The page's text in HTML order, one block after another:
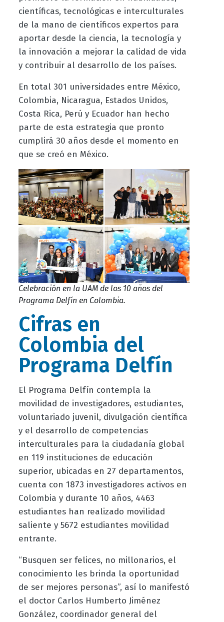
científicas, tecnológicas e interculturales
de la mano de científicos expertos para
aportar desde la ciencia, la tecnología y
la innovación a mejorar la calidad de vida
y contribuir al desarrollo de los países.
En total 301 universidades entre México,
Colombia, Nicaragua, Estados Unidos,
Costa Rica, Perú y Ecuador han hecho
parte de esta estrategia que pronto
cumplirá 30 años desde el momento en
que se creó en México.
Celebración en la UAM de los 10 años del
Programa Delfín en Colombia.
Cifras en
Colombia del
Programa Delfín
El Programa Delfín contempla la
movilidad de investigadores, estudiantes,
voluntariado juvenil, divulgación científica
y el desarrollo de competencias
interculturales para la ciudadanía global
en 119 instituciones de educación
superior, ubicadas en 27 departamentos,
cuenta con 1873 investigadores activos en
Colombia y durante 10 años, 4463
estudiantes han realizado movilidad
saliente y 5672 estudiantes movilidad
entrante.
“Busquen ser felices, no millonarios, el
conocimiento les brinda la oportunidad
de ser mejores personas”, así lo manifestó
el doctor Carlos Humberto Jiménez
González, coordinador general del